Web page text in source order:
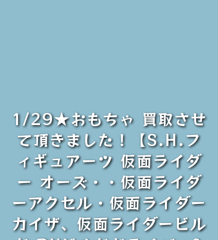
1/29★おもちゃ 買取させ
て頂きました！【S.H.フ
ィギュアーツ 仮面ライダ
ー オーズ・・仮面ライダ
ーアクセル・仮面ライダー
カイザ、仮面ライダービル